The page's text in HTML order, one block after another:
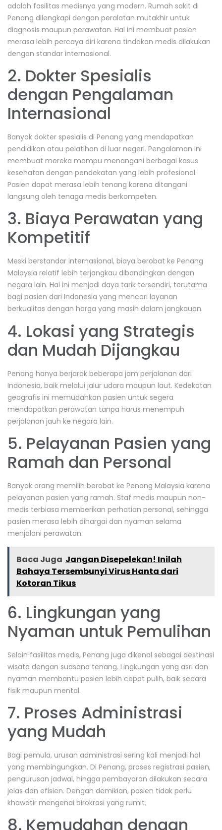
adalah fasilitas medisnya yang modern. Rumah sakit di
Penang dilengkapi dengan peralatan mutakhir untuk
diagnosis maupun perawatan. Hal ini membuat pasien
merasa lebih percaya diri karena tindakan medis dilakukan
dengan standar internasional.
2. Dokter Spesialis
dengan Pengalaman
Internasional
Banyak dokter spesialis di Penang yang mendapatkan
pendidikan atau pelatihan di luar negeri. Pengalaman ini
membuat mereka mampu menangani berbagai kasus
kesehatan dengan pendekatan yang lebih profesional.
Pasien dapat merasa lebih tenang karena ditangani
langsung oleh tenaga medis berkompeten.
3. Biaya Perawatan yang
Kompetitif
Meski berstandar internasional, biaya berobat ke Penang
Malaysia relatif lebih terjangkau dibandingkan dengan
negara lain. Hal ini menjadi daya tarik tersendiri, terutama
bagi pasien dari Indonesia yang mencari layanan
berkualitas dengan harga yang masih dalam jangkauan.
4. Lokasi yang Strategis
dan Mudah Dijangkau
Penang hanya berjarak beberapa jam perjalanan dari
Indonesia, baik melalui jalur udara maupun laut. Kedekatan
geografis ini memudahkan pasien untuk segera
mendapatkan perawatan tanpa harus menempuh
perjalanan jauh ke negara lain.
5. Pelayanan Pasien yang
Ramah dan Personal
Banyak orang memilih berobat ke Penang Malaysia karena
pelayanan pasien yang ramah. Staf medis maupun non-
medis terbiasa memberikan perhatian personal, sehingga
pasien merasa lebih dihargai dan nyaman selama
menjalani perawatan.
Baca Juga Jangan Disepelekan! Inilah
Bahaya Tersembunyi Virus Hanta dari
Kotoran Tikus
6. Lingkungan yang
Nyaman untuk Pemulihan
Selain fasilitas medis, Penang juga dikenal sebagai destinasi
wisata dengan suasana tenang. Lingkungan yang asri dan
nyaman membantu pasien lebih cepat pulih, baik secara
fisik maupun mental.
7. Proses Administrasi
yang Mudah
Bagi pemula, urusan administrasi sering kali menjadi hal
yang membingungkan. Di Penang, proses registrasi pasien,
pengurusan jadwal, hingga pembayaran dilakukan secara
jelas dan efisien. Dengan demikian, pasien tidak perlu
khawatir mengenai birokrasi yang rumit.
8. Kemudahan dengan